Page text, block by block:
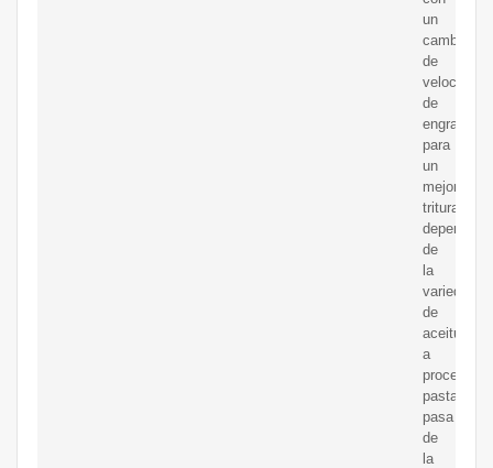
un
cambio
de
velocidad
de
engranajes
para
un
mejor
triturado
de
la
variedad
de
aceituna
a
pasta
pasa
de
la